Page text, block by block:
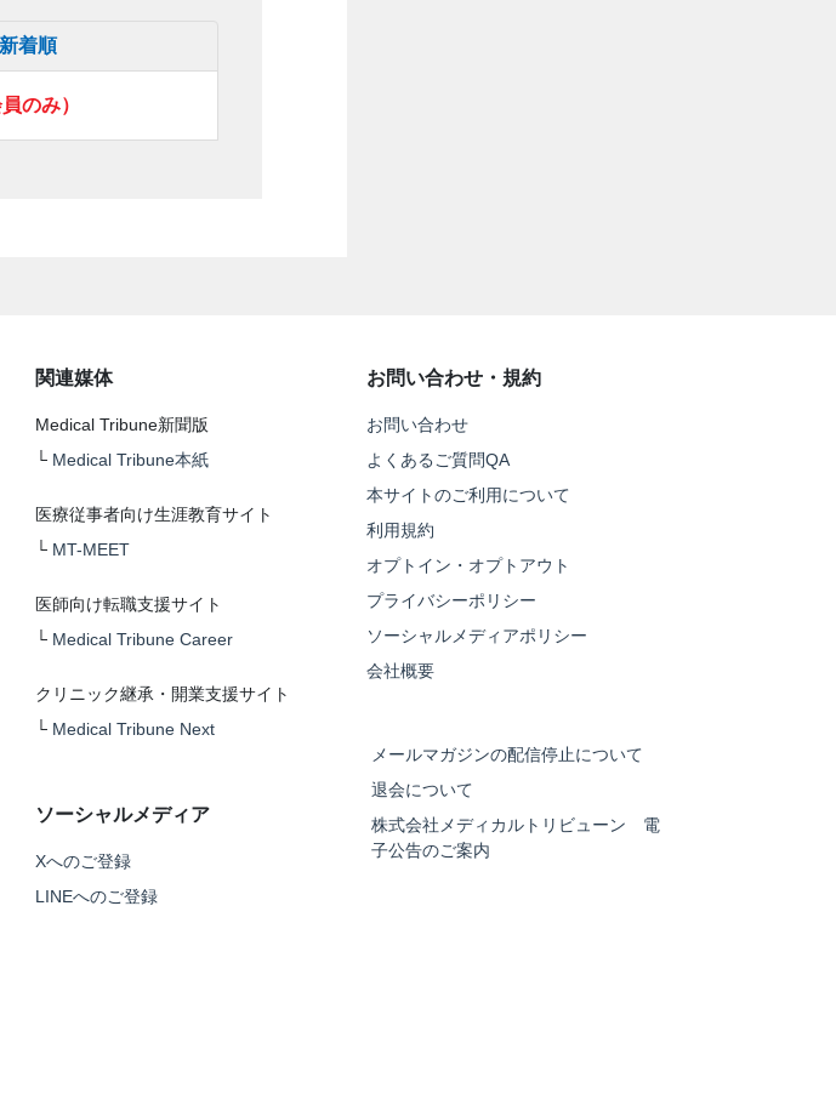
新着順
のみ）
関連媒体
Medical Tribune新聞版
└ Medical Tribune本紙
医療従事者向け生涯教育サイト
└ MT-MEET
医師向け転職支援サイト
└ Medical Tribune Career
クリニック継承・開業支援サイト
└ Medical Tribune Next
ソーシャルメディア
Xへのご登録
LINEへのご登録
お問い合わせ・規約
お問い合わせ
よくあるご質問QA
本サイトのご利用について
利用規約
オプトイン・オプトアウト
プライバシーポリシー
ソーシャルメディアポリシー
会社概要
メールマガジンの配信停止について
退会について
株式会社メディカルトリビューン 電
子公告のご案内